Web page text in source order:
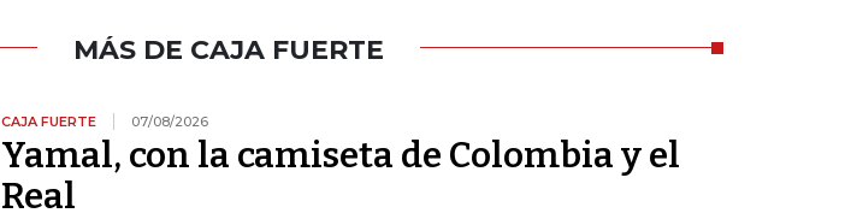
MÁS DE CAJA FUERTE
CAJA FUERTE 07/08/2026
Yamal, con la camiseta de Colombia y el
Real